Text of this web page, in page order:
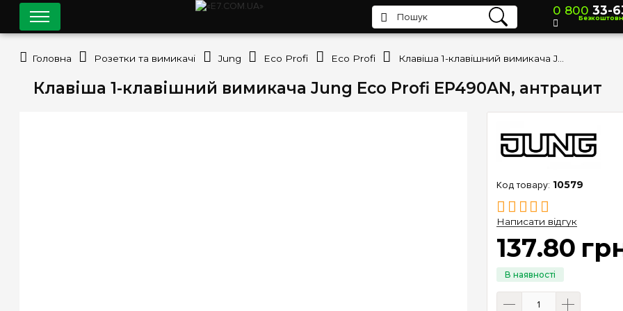
Клавіша 1-клавішний вимикача Jung Eco Profi EP490AN, антрацит
10579
Написати відгук
137.80
0 800 33-
Головна Розетки та вимикачі Jung Eco Profi Eco Profi